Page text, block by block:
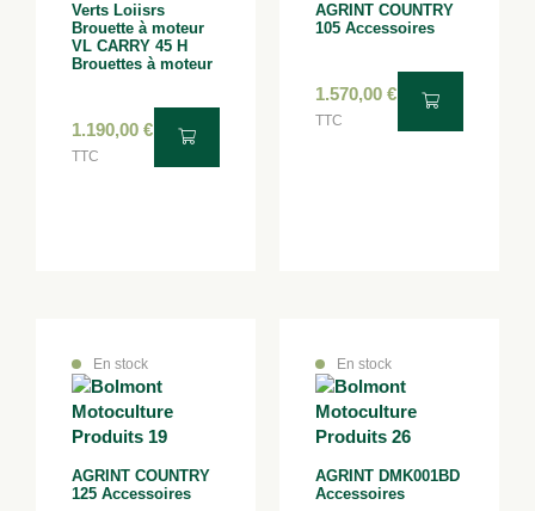
Verts Loiisrs
Brouette à moteur
VL CARRY 45 H
Brouettes à moteur
1.190,00 €
TTC
AGRINT COUNTRY
105 Accessoires
1.570,00 €
TTC
En stock
AGRINT COUNTRY
125 Accessoires
En stock
AGRINT DMK001BD
Accessoires